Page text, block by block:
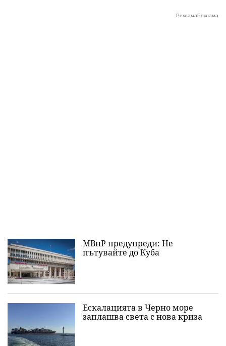
МВнР предупреди: Не
пътувайте до Куба
Ескалацията в Черно море
заплашва света с нова криза